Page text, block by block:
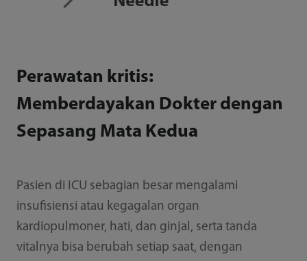
Perawatan kritis:
Memberdayakan Dokter dengan
Sepasang Mata Kedua
Pasien di ICU sebagian besar mengalami
insufisiensi atau kegagalan organ
kardiopulmoner, hati, dan ginjal, serta tanda
vitalnya bisa berubah setiap saat, dengan